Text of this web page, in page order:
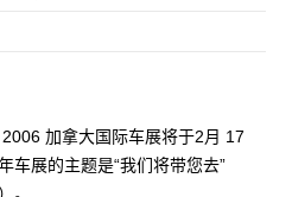
2006 加拿大国际车展将于2月 17
车展的主题是“我们将带您去”